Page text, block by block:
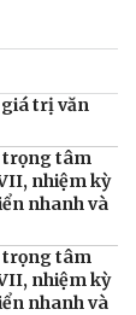
trị văn
trọng tâm
nhiệm kỳ
nhanh và
trọng tâm
nhiệm kỳ
nhanh và